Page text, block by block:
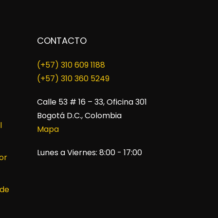
CONTACTO
(+57) 310 609 1188
​(+57) 310 360 5249
Calle 53 # 16 – 33, Oficina 301
Bogotá D.C., Colombia
Mapa
Lunes a Viernes: 8:00 - 17:00